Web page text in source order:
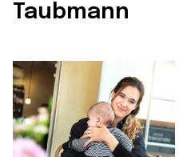
Taubmann